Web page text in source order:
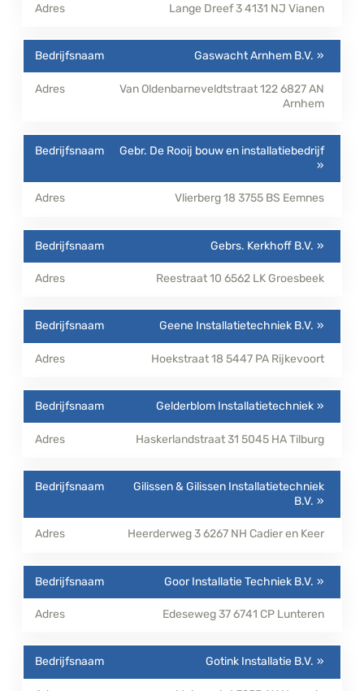
Lange Dreef 34131 NJ Vianen
Gaswacht Arnhem B.V.
Van Oldenbarneveldtstraat 1226827 AN
Arnhem
Gebr. De Rooij bouw en installatiebedrijf
Vlierberg 18 3755 BS Eemnes
Gebrs. Kerkhoff B.V.
Reestraat 10 6562 LK Groesbeek
Geene Installatietechniek B.V.
Hoekstraat 18 5447 PA Rijkevoort
Gelderblom Installatietechniek
Haskerlandstraat 31 5045 HATilburg
Gilissen & Gilissen Installatietechniek
B.V.
Heerderweg 36267 NH Cadier en Keer
Goor Installatie Techniek B.V.
Edeseweg 376741 CP Lunteren
Gotink Installatie B.V.